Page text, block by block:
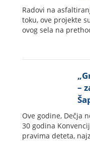
Radovi na
toku, ove projekte
ovog sela na
–
Ove godine, Dečja
30 godina
pravima deteta,